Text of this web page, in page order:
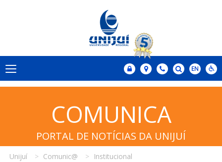
COMUNICA
PORTAL DE NOTÍCIAS DA UNIJUÍ
Unijuí Comunic@
Institucional